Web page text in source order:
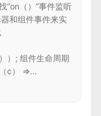
“on（）”事件监听
和组件事件来实
）; 组件生命周期
c） =>...